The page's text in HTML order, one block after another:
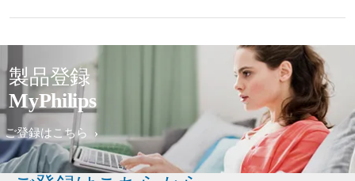
製品登録
MyPhilips
ご登録はこちら